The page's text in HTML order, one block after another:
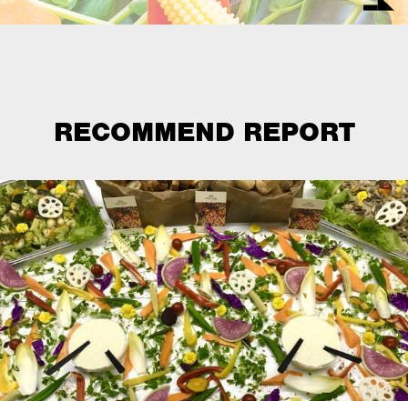
RECOMMEND REPORT